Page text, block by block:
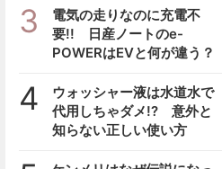
3
電気の走りなのに充電不
要!! 日産ノートのe-
POWERはEVと何が違う？
4
ウォッシャー液は水道水で
代用しちゃダメ!? 意外と
知らない正しい使い方